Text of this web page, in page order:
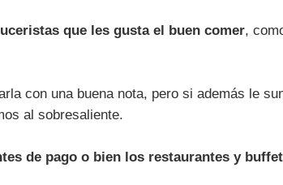
que les gusta el buen comer,
con una buena nota, pero si además le
al sobresaliente.
de pago o bien los restaurantes y